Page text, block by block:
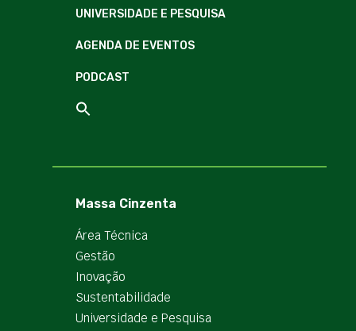
UNIVERSIDADE E PESQUISA
AGENDA DE EVENTOS
PODCAST
Massa Cinzenta
Área Técnica
Gestão
Inovação
Sustentabilidade
Universidade e Pesquisa